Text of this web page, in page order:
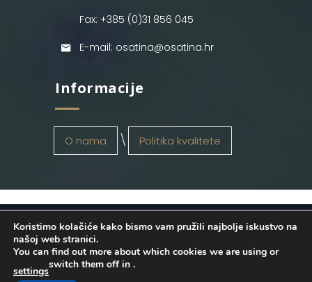
Fax: +385 (0)31 856 045
E-mail: osatina@osatina.hr
Informacije
O nama Politika kvalitete
OSATINA GRUPA d.o.o. 2026
. Configured
byINFOS Osijek. Sva prava pridržana.
Koristimo kolačiće kako bismo vam pružili najbolje iskustvo na
našoj web stranici.
You can find out more about which cookies we are using or
switch them off in
settings
.